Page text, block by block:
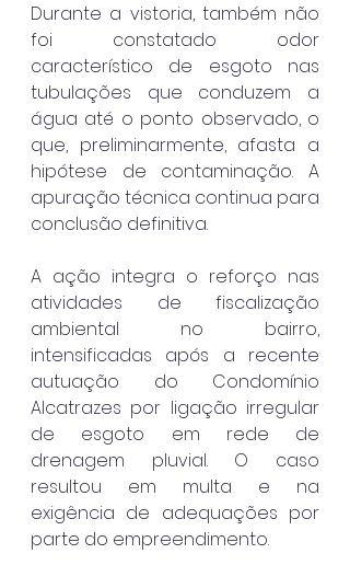
Durante a vistoria, também não
foi constatado odor
característico de esgoto nas
tubulações que conduzem a
água até o ponto observado, o
que, preliminarmente, afasta a
hipótese de contaminação. A
apuração técnica continua para
conclusão definitiva.
A ação integra o reforço nas
atividades de fiscalização
ambiental no bairro,
intensificadas após a recente
autuação do Condomínio
Alcatrazes por ligação irregular
de esgoto em rede de
drenagem pluvial. O caso
resultou em multa e na
exigência de adequações por
parte do empreendimento.